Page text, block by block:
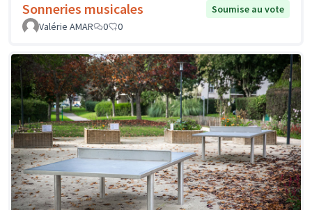
Sonneries musicales
Soumise au vote
Valérie AMAR
0 0